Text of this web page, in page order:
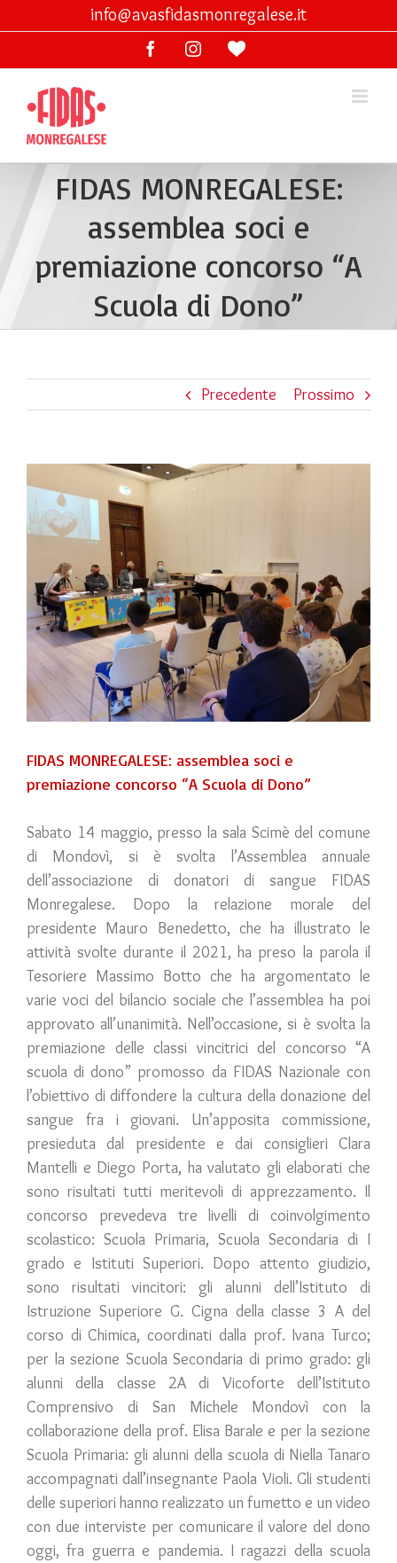
to
info@avasfidasmonregalese.it
FacebookInstagram
Ama
FIDAS MONREGALESE:
assemblea soci e
premiazione concorso “A
Scuola di Dono”
Precedente Prossimo
Larger
Image
FIDAS MONREGALESE: assemblea soci e
premiazione concorso “A Scuola di Dono”
Sabato 14 maggio, presso la sala Scimè del comune
di Mondovì, si è svolta l’Assemblea annuale
dell’associazione di donatori di sangue FIDAS
Monregalese. Dopo la relazione morale del
presidente Mauro Benedetto, che ha illustrato le
attività svolte durante il 2021, ha preso la parola il
Tesoriere Massimo Botto che ha argomentato le
varie voci del bilancio sociale che l’assemblea ha poi
approvato all’unanimità. Nell’occasione, si è svolta la
premiazione delle classi vincitrici del concorso “A
scuola di dono” promosso da FIDAS Nazionale con
l’obiettivo di diffondere la cultura della donazione del
sangue fra i giovani. Un’apposita commissione,
presieduta dal presidente e dai consiglieri Clara
Mantelli e Diego Porta, ha valutato gli elaborati che
sono risultati tutti meritevoli di apprezzamento. Il
concorso prevedeva tre livelli di coinvolgimento
scolastico: Scuola Primaria, Scuola Secondaria di I
grado e Istituti Superiori. Dopo attento giudizio,
sono risultati vincitori: gli alunni dell’Istituto di
Istruzione Superiore G. Cigna della classe 3 A del
corso di Chimica, coordinati dalla prof. Ivana Turco;
per la sezione Scuola Secondaria di primo grado: gli
alunni della classe 2A di Vicoforte dell’Istituto
Comprensivo di San Michele Mondovì con la
collaborazione della prof. Elisa Barale e per la sezione
Scuola Primaria: gli alunni della scuola di Niella Tanaro
accompagnati dall’insegnante Paola Violi. Gli studenti
delle superiori hanno realizzato un fumetto e un video
con due interviste per comunicare il valore del dono
oggi, fra guerra e pandemia. I ragazzi della scuola